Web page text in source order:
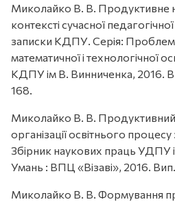
Миколайко В. В. Продуктивне
контексті сучасної
записки КДПУ. Серія:
математичної і технологічної
КДПУ ім В. Винниченка, 2016.
168.
Миколайко В. В. Продуктивний
організації освітнього процесу
Збірник наукових праць УДПУ
Умань : ВПЦ «Візаві», 2016.
Миколайко В. В. Формування